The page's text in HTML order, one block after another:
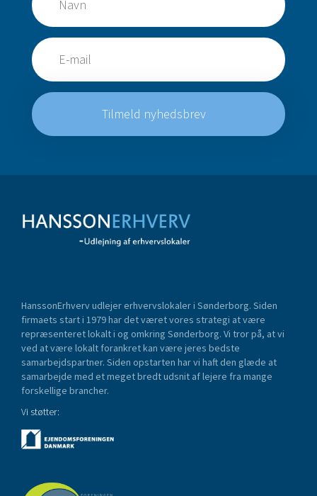
Tilmeld nyhedsbrev
HanssonErhverv udlejer erhvervslokaler i Sønderborg. Siden
firmaets start i 1979 har det været vores strategi at være
repræsenteret lokalt i og omkring Sønderborg. Vi tror på, at vi
ved at være lokalt forankret kan være jeres bedste
samarbejdspartner. Siden opstarten har vi haft den glæde at
samarbejde med et meget bredt udsnit af lejere fra mange
forskellige brancher.
Vi støtter: